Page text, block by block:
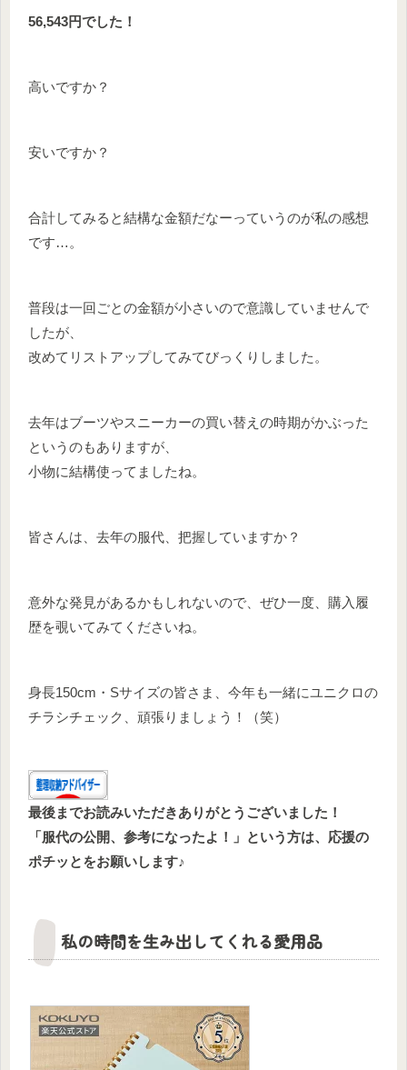
56,543円でした！
高いですか？
安いですか？
合計してみると結構な金額だなーっていうのが私の感想
です…。
普段は一回ごとの金額が小さいので意識していませんで
したが、
改めてリストアップしてみてびっくりしました。
去年はブーツやスニーカーの買い替えの時期がかぶった
というのもありますが、
小物に結構使ってましたね。
皆さんは、去年の服代、把握していますか？
意外な発見があるかもしれないので、ぜひ一度、購入履
歴を覗いてみてくださいね。
身長150cm・Sサイズの皆さま、今年も一緒にユニクロの
チラシチェック、頑張りましょう！（笑）
最後までお読みいただきありがとうございました！
「服代の公開、参考になったよ！」という方は、応援の
ポチッとをお願いします♪
私の時間を生み出してくれる愛用品